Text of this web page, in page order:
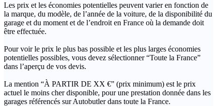
Les prix et les économies potentielles peuvent varier en fonction de
la marque, du modèle, de l’année de la voiture, de la disponibilité du
garage et du moment et de l’endroit en France où la demande doit
être effectuée.
Pour voir le prix le plus bas possible et les plus larges économies
potentielles possibles, vous devez sélectionner “Toute la France”
dans l’aperçu de vos devis.
La mention “À PARTIR DE XX €” (prix minimum) est le prix
actuel le moins cher disponible, pour une prestation donnée dans les
garages référencés sur Autobutler dans toute la France.